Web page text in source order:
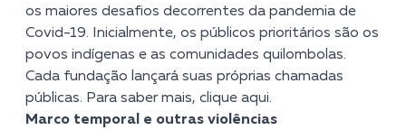
os maiores desafios decorrentes da pandemia de
Covid-19. Inicialmente, os públicos prioritários são os
povos indígenas e as comunidades quilombolas.
Cada fundação lançará suas próprias chamadas
públicas. Para saber mais, clique aqui.
Marco temporal e outras violências